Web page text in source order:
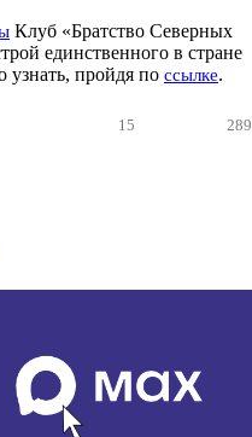
Клуб «Братство Северных
единственного в стране
узнать, пройдя по ссылке.
15 289